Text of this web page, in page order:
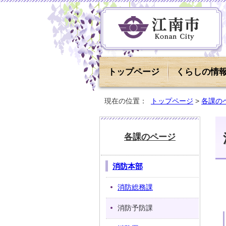
トップページ くらしの情
現在の位置： トップページ > 各課の
各課のページ
消防本部
消防総務課
消防予防課